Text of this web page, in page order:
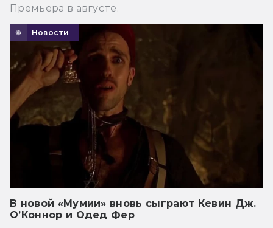
Премьера в августе.
Новости
В новой «Мумии» вновь сыграют Кевин Дж.
О’Коннор и Одед Фер